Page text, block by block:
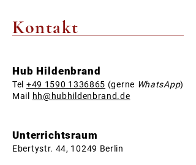
Kontakt
Hub Hildenbrand
Tel +49 1590 1336865 (gerne WhatsApp)
Mail
hh@hubhildenbrand.de
Unterrichtsraum
Ebertystr. 44, 10249 Berlin